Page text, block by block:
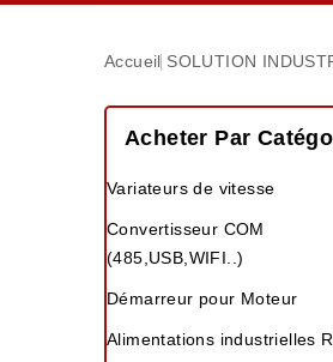
Accueil SOLUTION
Acheter Par
Variateurs de vitesse
Convertisseur COM
(485,USB,WIFI..)
Démarreur pour Moteur
Alimentations industrielles